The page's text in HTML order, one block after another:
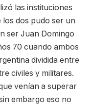
las instituciones
dos pudo ser un
ser Juan Domingo
70 cuando ambos
dividida entre
civiles y militares.
venían a superar
embargo eso no